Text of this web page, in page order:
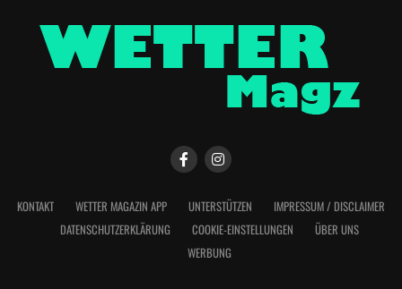
KONTAKT WETTER MAGAZIN APP UNTERSTÜTZEN
IMPRESSUM / DISCLAIMER
DATENSCHUTZERKLÄRUNG
COOKIE-EINSTELLUNGEN
ÜBER UNS
WERBUNG